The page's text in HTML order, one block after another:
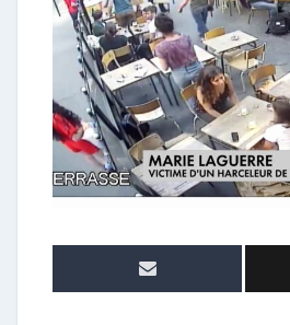
t
r
i
b
u
t
r
i
c